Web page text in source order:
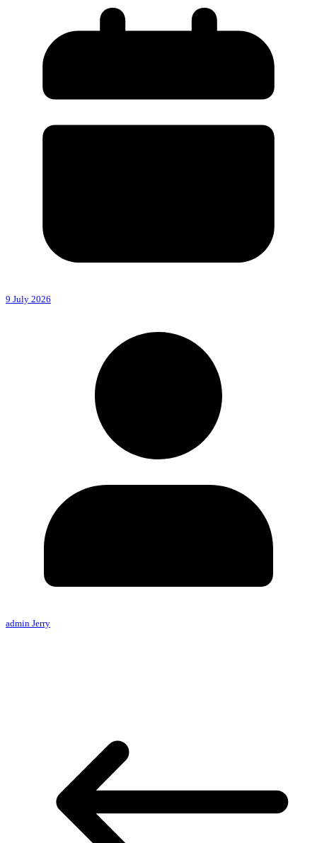
9 July 2026
admin Jerry